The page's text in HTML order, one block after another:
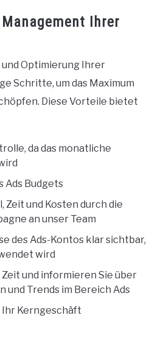
Ihrer
Optimierung Ihrer
Schritte, um das Maximum
Diese Vorteile bietet
da das monatliche
Ads Budgets
Zeit und Kosten durch die
an unser Team
des Ads-Kontos klar sichtbar,
wird
Zeit und informieren Sie über
und Trends im Bereich Ads
Ihr Kerngeschäft